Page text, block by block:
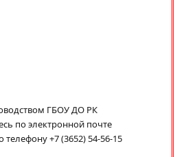
ГБОУ ДО РК
по электронной почте
телефону +7 (3652) 54-56-15